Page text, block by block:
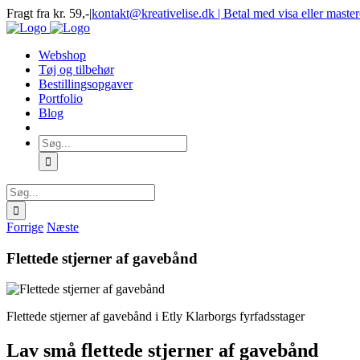
Skip
to
Fragt fra kr. 59,-|kontakt@kreativelise.dk | Betal med visa eller
Facebook
Instagram
Webshop
Tøj og tilbehør
Bestillingsopgaver
Portfolio
Blog
Søg
efter:
Søg
efter:
Forrige Næste
Flettede stjerner af gavebånd
Flettede stjerner af gavebånd i Etly Klarborgs fyrfadsstager
Lav små flettede stjerner af gavebånd